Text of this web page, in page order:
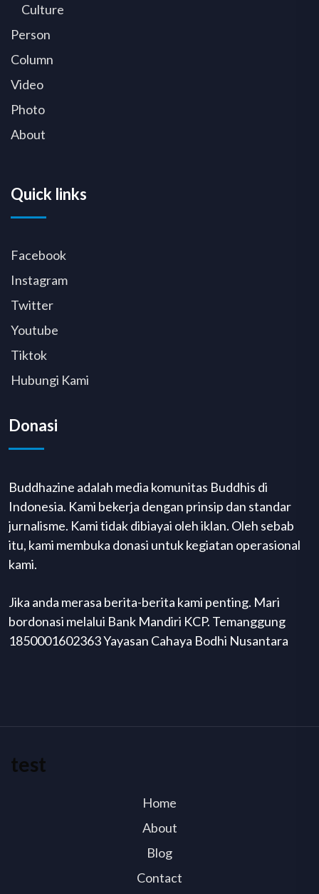
Culture
Person
Column
Video
Photo
About
Quick links
Facebook
Instagram
Twitter
Youtube
Tiktok
Hubungi Kami
Donasi
Buddhazine adalah media komunitas Buddhis di
Indonesia. Kami bekerja dengan prinsip dan standar
jurnalisme. Kami tidak dibiayai oleh iklan. Oleh sebab
itu, kami membuka donasi untuk kegiatan operasional
kami.
Jika anda merasa berita-berita kami penting. Mari
bordonasi melalui Bank Mandiri KCP. Temanggung
1850001602363 Yayasan Cahaya Bodhi Nusantara
test
Home
About
Blog
Contact